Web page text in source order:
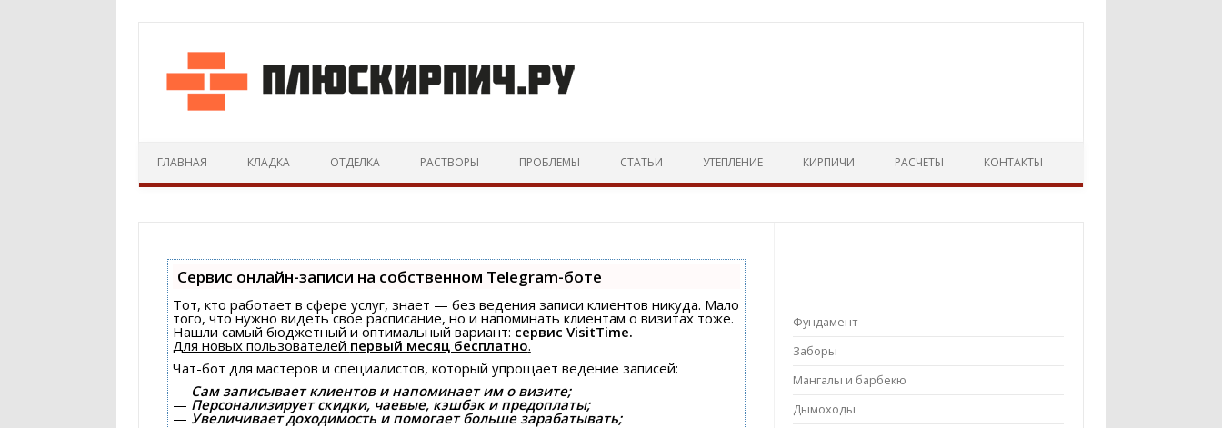
ГЛАВНАЯ КЛАДКА ОТДЕЛКА РАСТВОРЫ ПРОБЛЕМЫ СТАТЬИ УТЕПЛЕНИЕ КИРПИЧИ РАСЧЕТЫ КОНТАКТЫ
Сервис онлайн-записи на собственном Telegram-боте
Тот, кто работает в сфере услуг, знает — без ведения записи клиентов никуда. Мало
того, что нужно видеть свое расписание, но и напоминать клиентам о визитах тоже.
Нашли самый бюджетный и оптимальный вариант: сервис VisitTime.
Для новых пользователей первый месяц бесплатно.
Чат-бот для мастеров и специалистов, который упрощает ведение записей:
— Сам записывает клиентов и напоминает им о визите;
— Персонализирует скидки, чаевые, кэшбэк и предоплаты;
— Увеличивает доходимость и помогает больше зарабатывать;
Фундамент
Заборы
Мангалы и барбекю
Дымоходы